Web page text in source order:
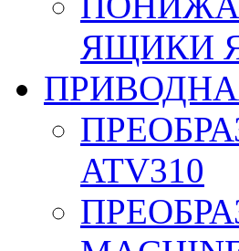
ЯЩИКИ
ATV310